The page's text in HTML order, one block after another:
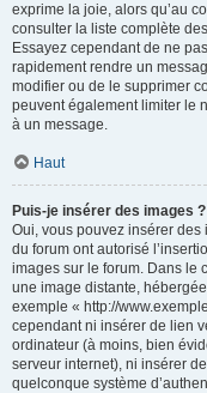
exprime la joie, alors qu’au
consulter la liste complète
Essayez cependant de ne
rapidement rendre un
modifier ou de le supprimer
peuvent également limiter le
à un message.
Haut
Puis-je insérer des images ?
Oui, vous pouvez insérer
du forum ont autorisé
images sur le forum. Dans le
une image distante,
exemple « http://
cependant ni insérer de lien
ordinateur (à moins, bien
serveur internet), ni insérer
quelconque système